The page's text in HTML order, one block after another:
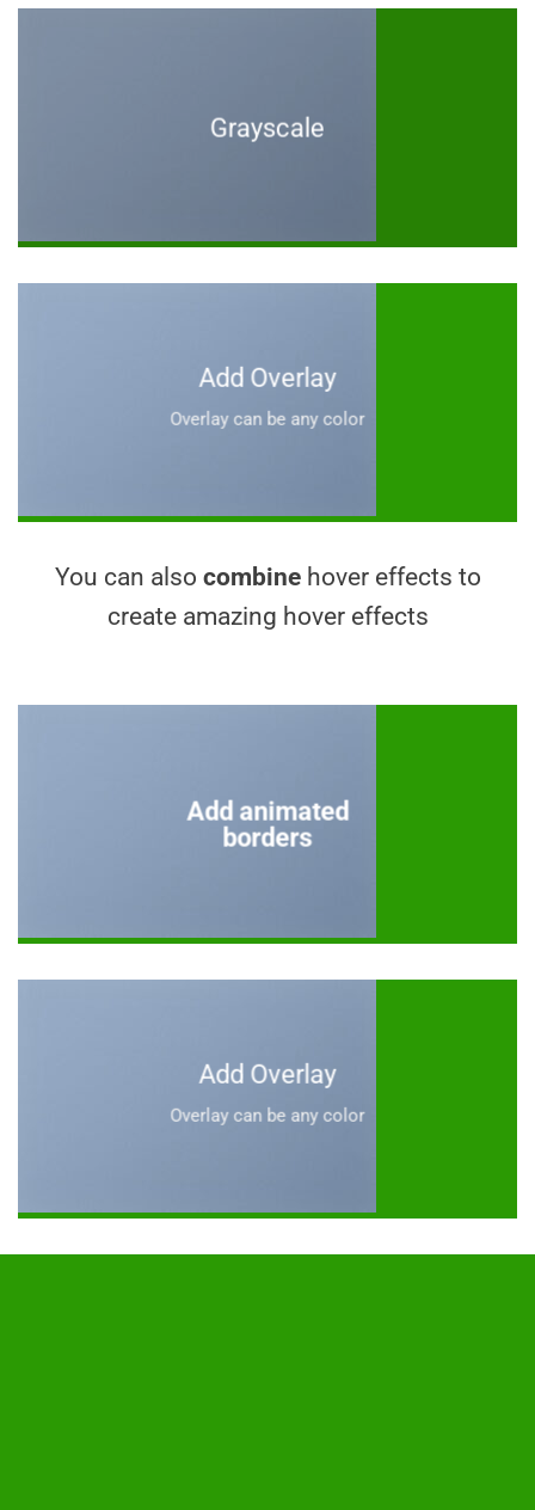
Grayscale
Add Overlay
Overlay can be any color
You can also combinehover effects to
create amazing hover effects
Add animated
borders
Add Overlay
Overlay can be any color